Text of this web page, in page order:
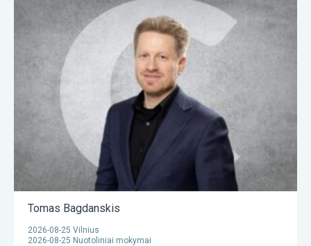
Tomas Bagdanskis
2026-08-25 Vilnius
2026-08-25 Nuotoliniai mokymai